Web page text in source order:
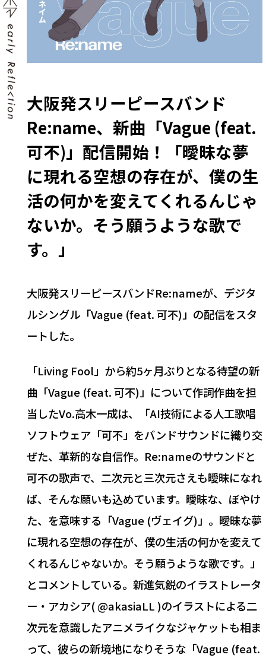
大阪発スリーピースバンド
Re:name、新曲「Vague (feat.
可不)」配信開始！「曖昧な夢
に現れる空想の存在が、僕の生
活の何かを変えてくれるんじゃ
ないか。そう願うような歌で
す。」
大阪発スリーピースバンドRe:nameが、デジタ
ルシングル「Vague (feat. 可不)」の配信をスタ
ートした。
「Living Fool」から約5ヶ月ぶりとなる待望の新
曲「Vague (feat. 可不)」について作詞作曲を担
当したVo.高木一成は、「AI技術による人工歌唱
ソフトウェア「可不」をバンドサウンドに織り交
ぜた、革新的な自信作。Re:nameのサウンドと
可不の歌声で、二次元と三次元さえも曖昧になれ
ば、そんな願いも込めています。曖昧な、ぼやけ
た、を意味する「Vague (ヴェイグ)」。曖昧な夢
に現れる空想の存在が、僕の生活の何かを変えて
くれるんじゃないか。そう願うような歌です。」
とコメントしている。新進気鋭のイラストレータ
ー・アカシア( @akasiaLL )のイラストによる二
次元を意識したアニメライクなジャケットも相ま
って、彼らの新境地になりそうな「Vague (feat.